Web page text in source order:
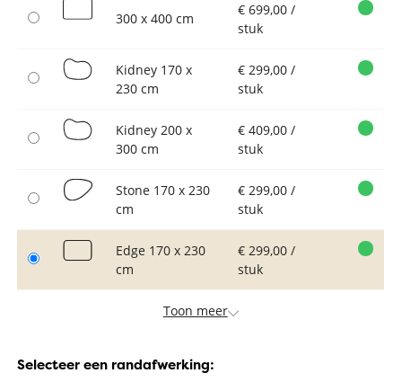
300 x 400 cm
€ 699,00 /
stuk
Kidney 170 x
230 cm
€ 299,00 /
stuk
Kidney 200 x
300 cm
€ 409,00 /
stuk
Stone 170 x 230
cm
€ 299,00 /
stuk
Edge 170 x 230
cm
€ 299,00 /
stuk
Toon meer
Selecteer een randafwerking: